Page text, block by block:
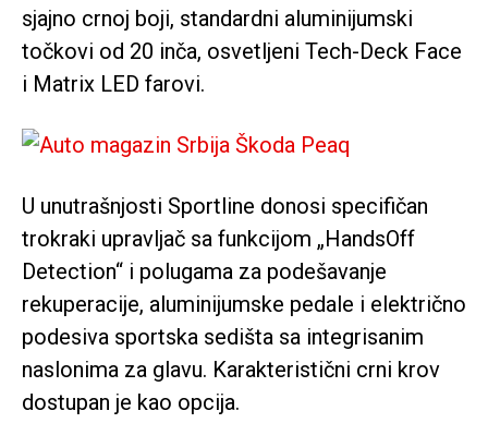
sjajno crnoj boji, standardni aluminijumski
točkovi od 20 inča, osvetljeni Tech-Deck Face
i Matrix LED farovi.
U unutrašnjosti Sportline donosi specifičan
trokraki upravljač sa funkcijom „HandsOff
Detection“ i polugama za podešavanje
rekuperacije, aluminijumske pedale i električno
podesiva sportska sedišta sa integrisanim
naslonima za glavu. Karakteristični crni krov
dostupan je kao opcija.